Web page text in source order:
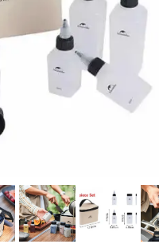
کیف و اکسسوری استنلی